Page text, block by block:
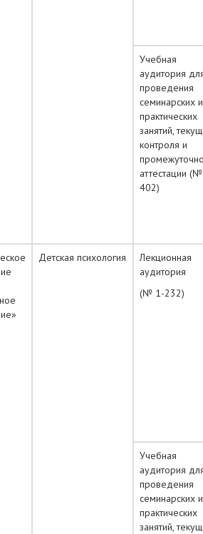
Учебная
аудитория
проведения
семинарских и
практических
занятий,
контроля и
аттестации
402)
Детская психология
Лекционная
аудитория
(№ 1-232)
Учебная
аудитория
проведения
семинарских и
практических
занятий,